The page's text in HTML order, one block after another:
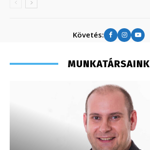
Követés:
MUNKATÁRSAINK